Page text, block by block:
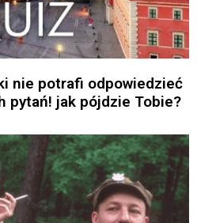
nie potrafi odpowiedzieć
pytań! jak pójdzie Tobie?